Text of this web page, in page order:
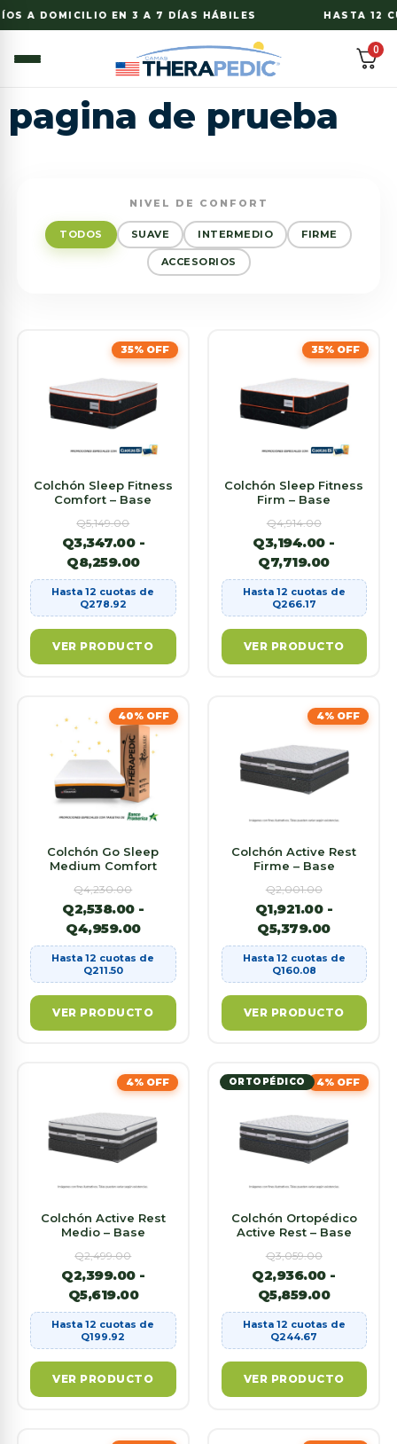
A DOMICILIO EN 3 A 7 DÍAS HÁBILES HASTA 12
0
pagina de prueba
NIVEL DE CONFORT
TODOS SUAVE INTERMEDIO FIRME
ACCESORIOS
35% OFF
Colchón Sleep Fitness
Comfort – Base
Q5,149.00
Q3,347.00 -
Q8,259.00
Hasta 12 cuotas de
Q278.92
VER PRODUCTO
35% OFF
Colchón Sleep Fitness
Firm – Base
Q4,914.00
Q3,194.00 -
Q7,719.00
Hasta 12 cuotas de
Q266.17
VER PRODUCTO
40% OFF
Colchón Go Sleep
Medium Comfort
Q4,230.00
Q2,538.00 -
Q4,959.00
Hasta 12 cuotas de
Q211.50
VER PRODUCTO
4% OFF
Colchón Active Rest
Firme – Base
Q2,001.00
Q1,921.00 -
Q5,379.00
Hasta 12 cuotas de
Q160.08
VER PRODUCTO
4% OFF
Colchón Active Rest
Medio – Base
Q2,499.00
Q2,399.00 -
Q5,619.00
Hasta 12 cuotas de
Q199.92
VER PRODUCTO
4% OFF
ORTOPÉDICO
Colchón Ortopédico
Active Rest – Base
Q3,059.00
Q2,936.00 -
Q5,859.00
Hasta 12 cuotas de
Q244.67
VER PRODUCTO